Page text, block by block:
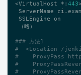
<VirtualHost *: 443>
ServerName
SSLEngine on
（略）
### 方法1
#  <Location /
#    ProxyPass
#
#